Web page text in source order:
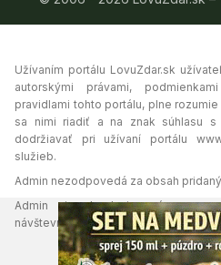
Užívaním portálu LovuZdar.sk
autorskými právami,
pravidlami tohto portálu, plne
sa nimi riadiť a na znak súhlasu
dodržiavať pri užívaní portálu
služieb.
Admin nezodpovedá za obsah
Admin si vyhradzuje právo
návštevníkmi portálu, ak tak uzná za